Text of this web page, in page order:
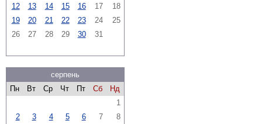
12
13 14 15 16 17
18
19
20 21 22 23 24
25
26
27 28 29 30 31
серпень
Пн
Вт Ср Чт Пт Сб
Нд
1
2
3 4 5 6 7
8